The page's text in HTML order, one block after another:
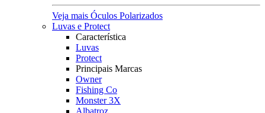
Veja mais Óculos Polarizados
Luvas e Protect
Característica
Luvas
Protect
Principais Marcas
Owner
Fishing Co
Monster 3X
Albatroz